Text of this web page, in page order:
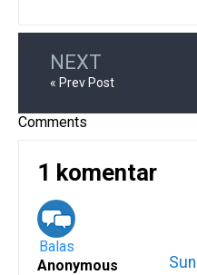
NEXT
« Prev Post
Comments
1 komentar
Balas
Anonymous